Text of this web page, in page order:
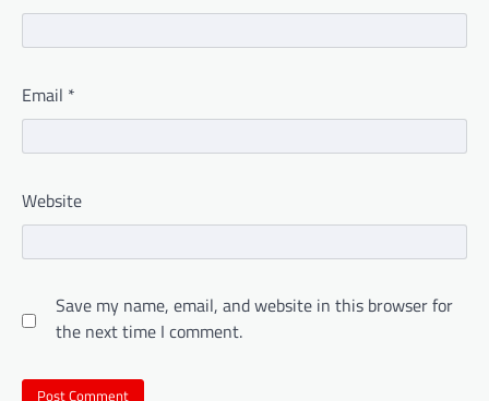
Email *
Website
Save my name, email, and website in this browser for
the next time I comment.